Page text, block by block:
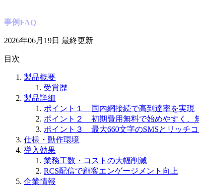
事例FAQ
2026年06月19日 最終更新
目次
製品概要
受賞歴
製品詳細
ポイント１ 国内網接続で高到達率を実現
ポイント２ 初期費用無料で始めやすく、
ポイント３ 最大660文字のSMSとリッチ
仕様・動作環境
導入効果
業務工数・コストの大幅削減
RCS配信で顧客エンゲージメント向上
企業情報